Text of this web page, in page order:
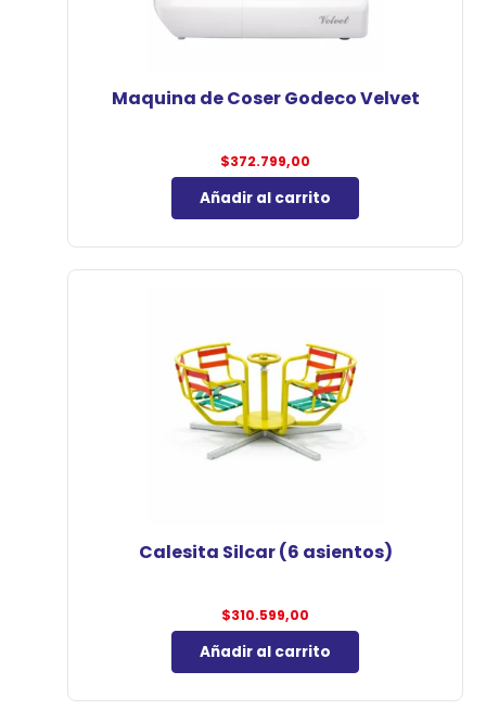
Maquina de Coser Godeco Velvet
$372.799,00
Añadir al carrito
Calesita Silcar (6 asientos)
$310.599,00
Añadir al carrito